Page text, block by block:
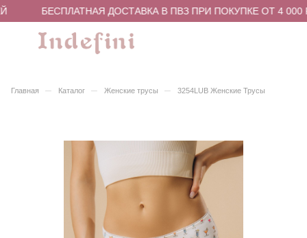
БЕСПЛАТНАЯ ДОСТАВКА В ПВЗ ПРИ ПОКУПКЕ ОТ 4 000
Главная – Каталог – Женские трусы – 3254LUB Женские Трусы